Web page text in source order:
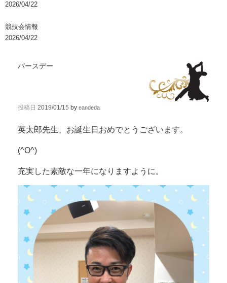
2026/04/22
競技会情報
2026/04/22
バースデー
投稿日 2019/01/15 by eandeda
英太郎先生、お誕生日おめでとうございます。
(^O^)
充実した素敵な一年になりますように。